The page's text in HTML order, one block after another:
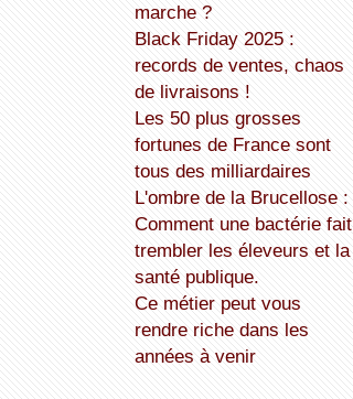
marche ?
Black Friday 2025 :
records de ventes, chaos
de livraisons !
Les 50 plus grosses
fortunes de France sont
tous des milliardaires
L'ombre de la Brucellose :
Comment une bactérie fait
trembler les éleveurs et la
santé publique.
Ce métier peut vous
rendre riche dans les
années à venir